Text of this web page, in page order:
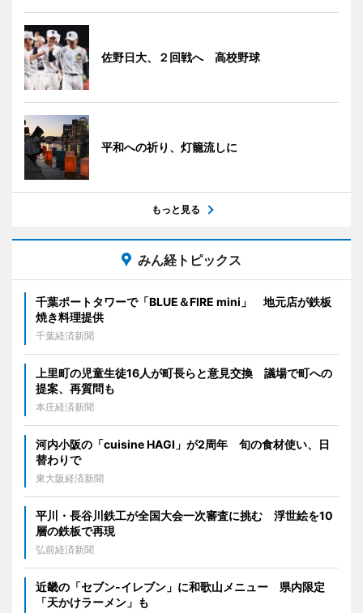
佐野日大、２回戦へ 高校野球
平和への祈り、灯籠流しに
もっと見る
みん経トピックス
千葉ポートタワーで「BLUE＆FIRE mini」 地元店が鉄板
焼き料理提供
千葉経済新聞
上里町の児童生徒16人が町長らと意見交換 議場で町への
提案、再質問も
本庄経済新聞
河内小阪の「cuisine HAGI」が2周年 旬の食材使い、日
替わりで
東大阪経済新聞
平川・長谷川鉄工が全国大会一次審査に挑む 浮世絵を10
層の鉄板で再現
弘前経済新聞
近畿の「セブン-イレブン」に和歌山メニュー 県内限定
「天かけラーメン」も